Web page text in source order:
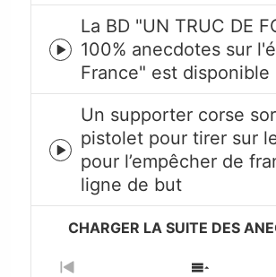
Episode
play
icon
La BD "UN TRUC DE
100% anecdotes sur
France" est disponible
Episode
play
icon
Un supporter corse
pistolet pour tirer sur
pour l’empêcher de
ligne de but